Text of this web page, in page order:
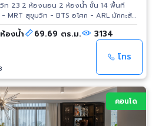
ท 23 2 ห้องนอน 2 ห้องน้ำ ชั้น 14 พื้นที่
ม.ศรีนครินทรวิโรฒ ประสานมิตร - รพ.
- สวนเบญจสิริ - ศูนย์ประชุมแห่งชาติสิริกิติ์
องน้ำ 69.69 ตร.ม. 3134
โทร
คอนโด